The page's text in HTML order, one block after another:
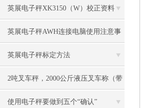
英展电子秤XK3150（W）校正资料
英展电子秤AWH连接电脑使用注意事
项
英展电子秤标定方法
2吨叉车秤，2000公斤液压叉车称（带
打印功能）
使用电子秤要做到五个“确认”